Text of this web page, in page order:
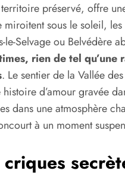
préservé, offre
sous le soleil,
Selvage ou Belvédère
rien de tel
. Le sentier de la Vallée
d’amour gravée
dans une atmosphère
à un moment